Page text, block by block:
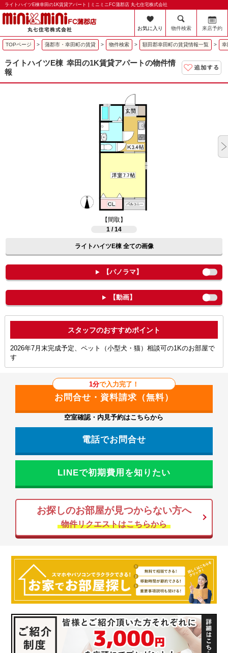
ライトハイツE棟幸田の1K賃貸アパート | ミニミニFC蒲郡店 丸七住宅株式会社
お気に入り 物件検索 来店予約
TOPページ > 蒲郡市・幸田町の賃貸 > 物件検索 > 額田郡幸田町の賃貸情報一覧 > 幸
ライトハイツE棟 幸田の1K賃貸アパートの物件情
報
【間取】
1 / 14
ライトハイツE棟 全ての画像
【パノラマ】
【動画】
ポイント
2026年7月末完成予定、ペット（小型犬・猫）相談可の1Kのお部屋で
す
1分で入力完了！
空室確認・内見予約はこちらから
電話でお問合せ
LINEで初期費用を知りたい
お探しのお部屋が見つからない方へ
物件リクエストはこちらから